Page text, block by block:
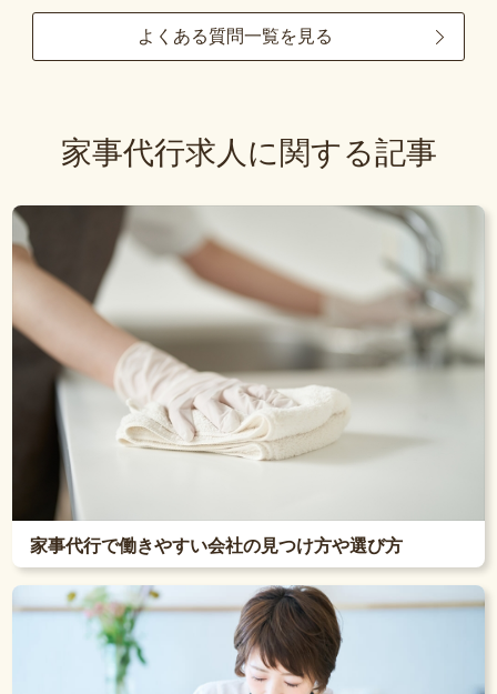
よくある質問一覧を見る
家事代行求人に関する記事
家事代行で働きやすい会社の見つけ方や選び方